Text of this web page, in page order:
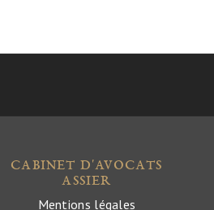
CABINET D'AVOCATS
ASSIER
Mentions légales